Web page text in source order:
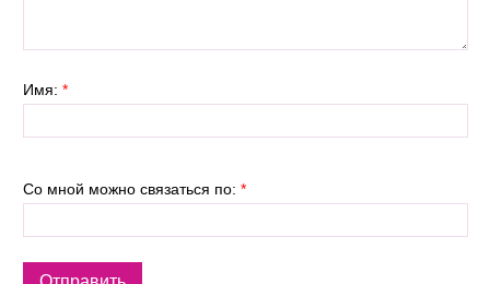
Имя: *
Со мной можно связаться по: *